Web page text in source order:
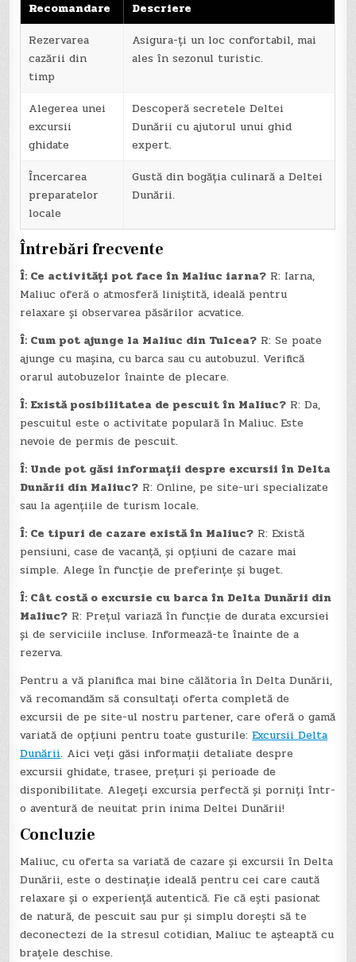
Recomandare
Descriere
Rezervarea
cazării din
timp
Asigura-ți un loc confortabil, mai
ales în sezonul turistic.
Alegerea unei
excursii
ghidate
Descoperă secretele Deltei
Dunării cu ajutorul unui ghid
expert.
Încercarea
preparatelor
locale
Gustă din bogăția culinară a Deltei
Dunării.
Întrebări frecvente
Î: Ce activități pot face în Maliuc iarna? R: Iarna,
Maliuc oferă o atmosferă liniștită, ideală pentru
relaxare și observarea păsărilor acvatice.
Î: Cum pot ajunge la Maliuc din Tulcea? R: Se poate
ajunge cu mașina, cu barca sau cu autobuzul. Verifică
orarul autobuzelor înainte de plecare.
Î: Există posibilitatea de pescuit în Maliuc? R: Da,
pescuitul este o activitate populară în Maliuc. Este
nevoie de permis de pescuit.
Î: Unde pot găsi informații despre excursii în Delta
Dunării din Maliuc? R: Online, pe site-uri specializate
sau la agențiile de turism locale.
Î: Ce tipuri de cazare există în Maliuc? R: Există
pensiuni, case de vacanță, și opțiuni de cazare mai
simple. Alege în funcție de preferințe și buget.
Î: Cât costă o excursie cu barca în Delta Dunării din
Maliuc? R: Prețul variază în funcție de durata excursiei
și de serviciile incluse. Informează-te înainte de a
rezerva.
Pentru a vă planifica mai bine călătoria în Delta Dunării,
vă recomandăm să consultați oferta completă de
excursii de pe site-ul nostru partener, care oferă o gamă
variată de opțiuni pentru toate gusturile:Excursii Delta
Dunării. Aici veți găsi informații detaliate despre
excursii ghidate, trasee, prețuri și perioade de
disponibilitate. Alegeți excursia perfectă și porniți într-
o aventură de neuitat prin inima Deltei Dunării!
Concluzie
Maliuc, cu oferta sa variată de cazare și excursii în Delta
Dunării, este o destinație ideală pentru cei care caută
relaxare și o experiență autentică. Fie că ești pasionat
de natură, de pescuit sau pur și simplu dorești să te
deconectezi de la stresul cotidian, Maliuc te așteaptă cu
brațele deschise.